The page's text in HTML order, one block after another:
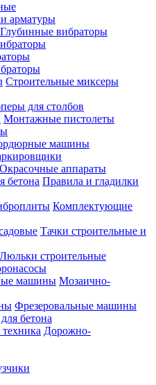
арматуры
Глубинные вибраторы
Строительные миксеры
для столбов
Монтажные пистолеты
машины
Окрасочные аппараты
Правила и гладилки
Комплектующие
Тачки строительные и
Люльки строительные
Мозаично-
Фрезеровальные машины
бетона
Дорожно-